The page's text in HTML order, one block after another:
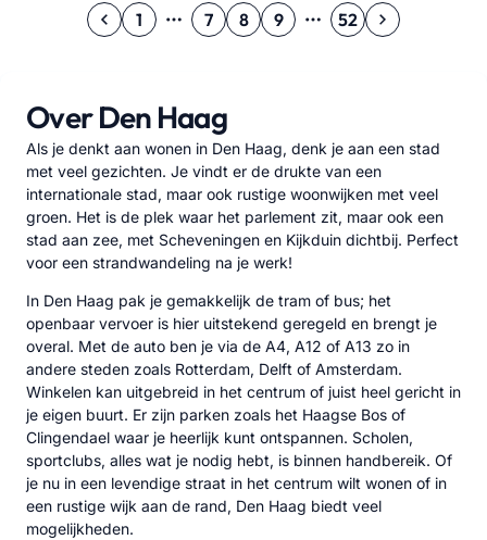
1 7 8 9 52
Over Den Haag
Als je denkt aan wonen in Den Haag, denk je aan een stad
met veel gezichten. Je vindt er de drukte van een
internationale stad, maar ook rustige woonwijken met veel
groen. Het is de plek waar het parlement zit, maar ook een
stad aan zee, met Scheveningen en Kijkduin dichtbij. Perfect
voor een strandwandeling na je werk!
In Den Haag pak je gemakkelijk de tram of bus; het
openbaar vervoer is hier uitstekend geregeld en brengt je
overal. Met de auto ben je via de A4, A12 of A13 zo in
andere steden zoals Rotterdam, Delft of Amsterdam.
Winkelen kan uitgebreid in het centrum of juist heel gericht in
je eigen buurt. Er zijn parken zoals het Haagse Bos of
Clingendael waar je heerlijk kunt ontspannen. Scholen,
sportclubs, alles wat je nodig hebt, is binnen handbereik. Of
je nu in een levendige straat in het centrum wilt wonen of in
een rustige wijk aan de rand, Den Haag biedt veel
mogelijkheden.